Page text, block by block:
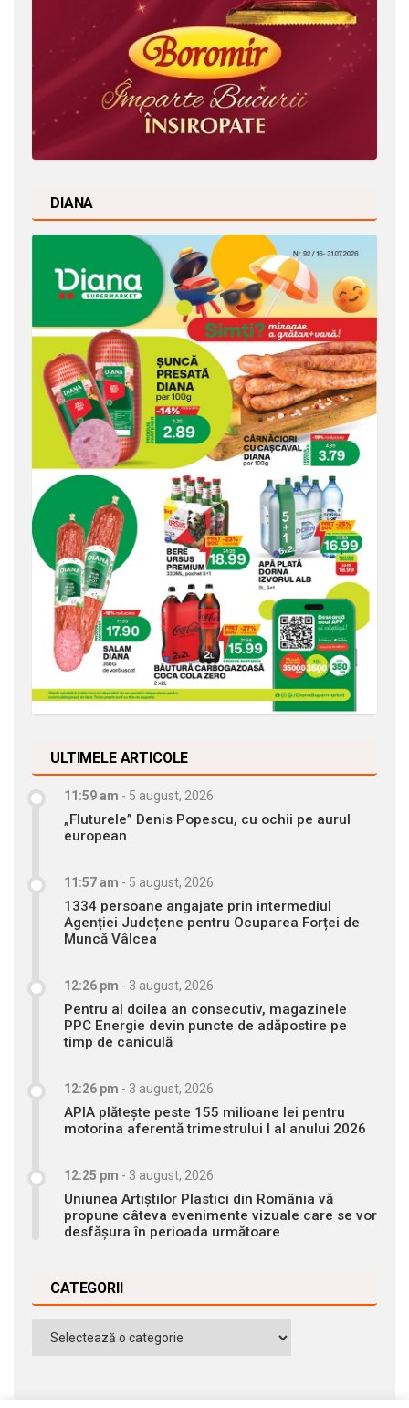
DIANA
ULTIMELE ARTICOLE
11:59 am - 5 august, 2026
„Fluturele” Denis Popescu, cu ochii pe aurul
european
11:57 am - 5 august, 2026
1334 persoane angajate prin intermediul
Agenției Județene pentru Ocuparea Forței de
Muncă Vâlcea
12:26 pm - 3 august, 2026
Pentru al doilea an consecutiv, magazinele
PPC Energie devin puncte de adăpostire pe
timp de caniculă
12:26 pm - 3 august, 2026
APIA plătește peste 155 milioane lei pentru
motorina aferentă trimestrului I al anului 2026
12:25 pm - 3 august, 2026
Uniunea Artiștilor Plastici din România vă
propune câteva evenimente vizuale care se vor
desfășura în perioada următoare
CATEGORII
Categorii